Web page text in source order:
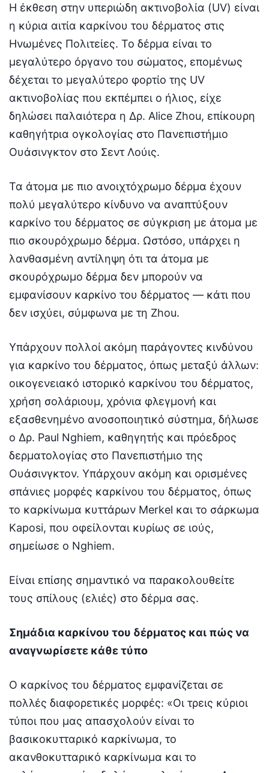
Η έκθεση στην υπεριώδη ακτινοβολία (UV) είναι
η κύρια αιτία καρκίνου του δέρματος στις
Ηνωμένες Πολιτείες. Το δέρμα είναι το
μεγαλύτερο όργανο του σώματος, επομένως
δέχεται το μεγαλύτερο φορτίο της UV
ακτινοβολίας που εκπέμπει ο ήλιος, είχε
δηλώσει παλαιότερα η Δρ. Alice Zhou, επίκουρη
καθηγήτρια ογκολογίας στο Πανεπιστήμιο
Ουάσινγκτον στο Σεντ Λούις.
Τα άτομα με πιο ανοιχτόχρωμο δέρμα έχουν
πολύ μεγαλύτερο κίνδυνο να αναπτύξουν
καρκίνο του δέρματος σε σύγκριση με άτομα με
πιο σκουρόχρωμο δέρμα. Ωστόσο, υπάρχει η
λανθασμένη αντίληψη ότι τα άτομα με
σκουρόχρωμο δέρμα δεν μπορούν να
εμφανίσουν καρκίνο του δέρματος — κάτι που
δεν ισχύει, σύμφωνα με τη Zhou.
Υπάρχουν πολλοί ακόμη παράγοντες κινδύνου
για καρκίνο του δέρματος, όπως μεταξύ άλλων:
οικογενειακό ιστορικό καρκίνου του δέρματος,
χρήση σολάριουμ, χρόνια φλεγμονή και
εξασθενημένο ανοσοποιητικό σύστημα, δήλωσε
ο Δρ. Paul Nghiem, καθηγητής και πρόεδρος
δερματολογίας στο Πανεπιστήμιο της
Ουάσινγκτον. Υπάρχουν ακόμη και ορισμένες
σπάνιες μορφές καρκίνου του δέρματος, όπως
το καρκίνωμα κυττάρων Merkel και το σάρκωμα
Kaposi, που οφείλονται κυρίως σε ιούς,
σημείωσε ο Nghiem.
Είναι επίσης σημαντικό να παρακολουθείτε
τους σπίλους (ελιές) στο δέρμα σας.
Σημάδια καρκίνου του δέρματος και πώς να
αναγνωρίσετε κάθε τύπο
Ο καρκίνος του δέρματος εμφανίζεται σε
πολλές διαφορετικές μορφές: «Οι τρεις κύριοι
τύποι που μας απασχολούν είναι το
βασικοκυτταρικό καρκίνωμα, το
ακανθοκυτταρικό καρκίνωμα και το